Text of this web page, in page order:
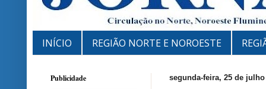
INÍCIO REGIÃO NORTE E NOROESTE
segunda-feira, 25 de julho
Publicidade